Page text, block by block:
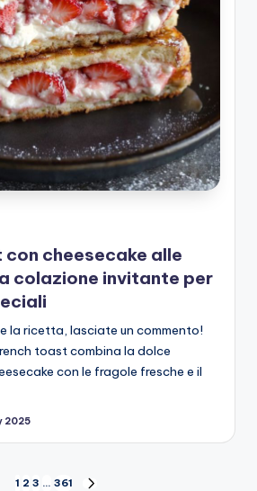
cheesecake alle
colazione invitante per
la ricetta, lasciate un commento!
toast combina la dolce
con le fragole fresche e il
2025
1 2 3 … 361